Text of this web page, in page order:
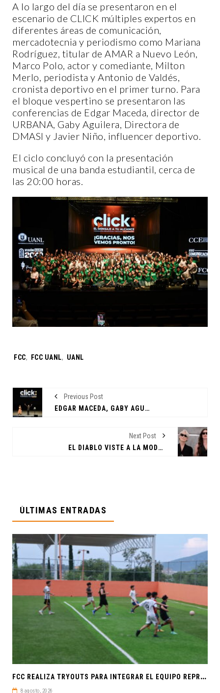
A lo largo del día se presentaron en el
escenario de CLICK múltiples expertos en
diferentes áreas de comunicación,
mercadotecnia y periodismo como Mariana
Rodríguez, titular de AMAR a Nuevo León,
Marco Polo, actor y comediante, Milton
Merlo, periodista y Antonio de Valdés,
cronista deportivo en el primer turno. Para
el bloque vespertino se presentaron las
conferencias de Edgar Maceda, director de
URBANA, Gaby Aguilera, Directora de
DMASI y Javier Niño, influencer deportivo.
El ciclo concluyó con la presentación
musical de una banda estudiantil, cerca de
las 20:00 horas.
Tags:
FCC, FCC UANL, UANL
Previous Post
EDGAR MACEDA, GABY AGUILERA Y JAVIER NIÑO COMPARTEN EXPERIENCIA EN TURNO VESPERTINO DE CLICK
Next Post
EL DIABLO VISTE A LA MODA 2 REGRESA CON GLAMOUR, NOSTALGIA Y NUEVOS RETOS DIGITALES
ÚLTIMAS ENTRADAS
F
CC REALIZA TRYOUTS PARA INTEGRAR EL EQUIPO REPRESENTATIVO DE FÚTBOL SOCCER
8 agosto, 2026